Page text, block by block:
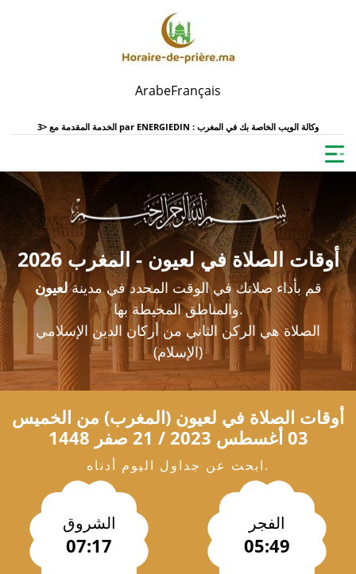
ArabeFrançais
الخدمة المقدمة مع <3 par ENERGIEDIN : وكالة الويب الخاصة بك في المغرب
أوقات الصلاة في لعيون - المغرب 2026
قم بأداء صلاتك في الوقت المحدد في مدينةلعيون
والمناطق المحيطة بها.
الصلاة هي الركن الثاني من أركان الدين الإسلامي
(الإسلام)
أوقات الصلاة في لعيون (المغرب) من الخميس
03 أغسطس 2023 / 21 صفر 1448
ابحث عن جداول اليوم أدناه.
الفجر
05:49
الشروق
07:17